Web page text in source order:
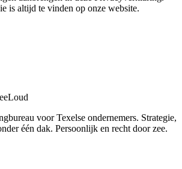
is altijd te vinden op onze website.
voor Texelse ondernemers. Strategie,
één dak. Persoonlijk en recht door zee.